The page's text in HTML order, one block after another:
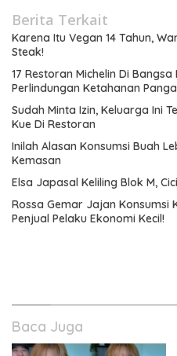
Berita Terkait
Karena Itu Vegan 14 Tahun,
Steak!
17 Restoran Michelin Di
Perlindungan Ketahanan
Sudah Minta Izin, Keluarga Ini
Kue Di Restoran
Inilah Alasan Konsumsi Buah
Kemasan
Elsa Japasal Keliling Blok M,
Rossa Gemar Jajan Konsumsi
Penjual Pelaku Ekonomi Kecil!
Baca Juga